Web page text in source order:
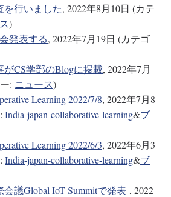
を行いました, 2022年8月10日 (カテ
)
発表する, 2022年7月19日 (カテゴ
CS学部のBlogに掲載, 2022年7月
: ニュース)
Learning 2022/7/8, 2022年7月8
India-japan-collaborative-learning&ブ
Learning 2022/6/3, 2022年6月3
India-japan-collaborative-learning&ブ
議Global IoT Summitで発表 , 2022